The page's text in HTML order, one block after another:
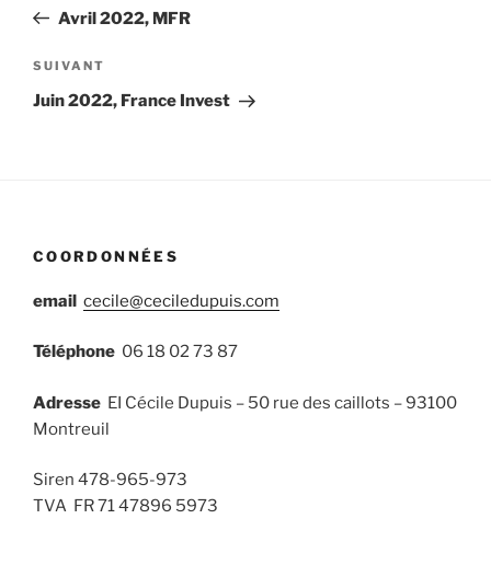
l’article
précédent
Avril 2022, MFR
Article
suivant
SUIVANT
Juin 2022, France Invest
COORDONNÉES
email cecile@ceciledupuis.com
Téléphone 06 18 02 73 87
Adresse EI Cécile Dupuis – 50 rue des caillots – 93100
Montreuil
Siren 478-965-973
TVA FR 71 47896 5973